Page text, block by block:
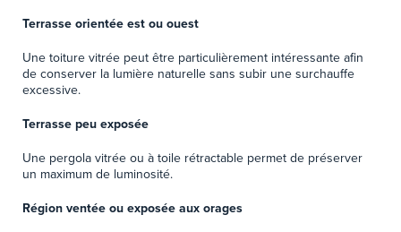
Terrasse orientée est ou ouest
Une toiture vitrée peut être particulièrement intéressante afin
de conserver la lumière naturelle sans subir une surchauffe
excessive.
Terrasse peu exposée
Une pergola vitrée ou à toile rétractable permet de préserver
un maximum de luminosité.
Région ventée ou exposée aux orages